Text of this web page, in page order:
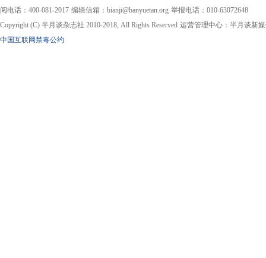
阅电话：400-081-2017 编辑信箱：bianji@banyuetan.org 举报电话：010-63072648
Copyright (C) 半月谈杂志社 2010-2018, All Rights Reserved 运营管理中心：半月谈新
中国互联网禁毒公约